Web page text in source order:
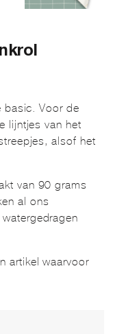
basic. Voor de
lijntjes van het
alsof het
van 90 grams
al ons
artikel waarvoor